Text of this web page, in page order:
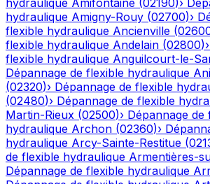
hydraulique Amifontaine (02190)›
hydraulique Amigny-Rouy (02700)›
flexible hydraulique Ancienville (
flexible hydraulique Andelain (02800)›
flexible hydraulique Anguilcourt-le-
Dépannage de flexible hydraulique
(02320)› Dépannage de flexible
(02480)› Dépannage de flexible
Martin-Rieux (02500)› Dépannage de
hydraulique Archon (02360)›
hydraulique Arcy-Sainte-Restitue (
de flexible hydraulique Armentières-
Dépannage de flexible hydraulique